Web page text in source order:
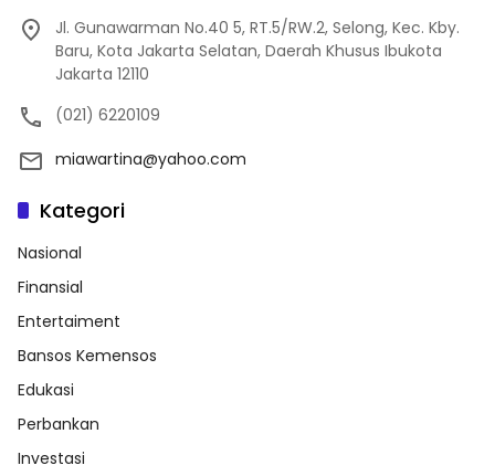
Jl. Gunawarman No.40 5, RT.5/RW.2, Selong, Kec. Kby.
Baru, Kota Jakarta Selatan, Daerah Khusus Ibukota
Jakarta 12110
(021) 6220109
miawartina@yahoo.com
Kategori
Nasional
Finansial
Entertaiment
Bansos Kemensos
Edukasi
Perbankan
Investasi